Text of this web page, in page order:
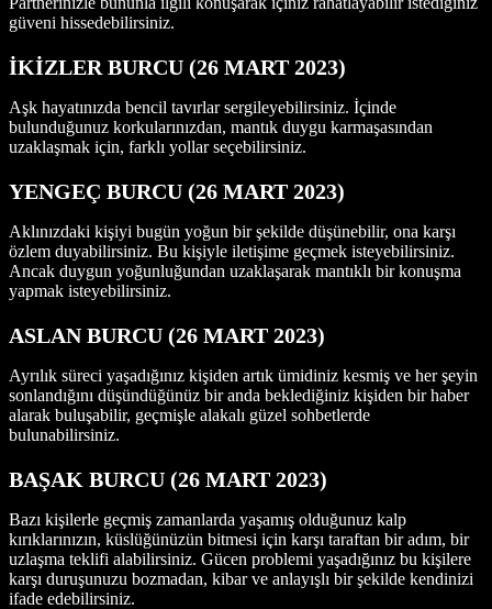
güveni hissedebilirsiniz.
İKİZLER BURCU (26 MART 2023)
Aşk hayatınızda bencil tavırlar sergileyebilirsiniz. İçinde
bulunduğunuz korkularınızdan, mantık duygu karmaşasından
uzaklaşmak için, farklı yollar seçebilirsiniz.
YENGEÇ BURCU (26 MART 2023)
Aklınızdaki kişiyi bugün yoğun bir şekilde düşünebilir, ona karşı
özlem duyabilirsiniz. Bu kişiyle iletişime geçmek isteyebilirsiniz.
Ancak duygun yoğunluğundan uzaklaşarak mantıklı bir konuşma
yapmak isteyebilirsiniz.
ASLAN BURCU (26 MART 2023)
Ayrılık süreci yaşadığınız kişiden artık ümidiniz kesmiş ve her şeyin
sonlandığını düşündüğünüz bir anda beklediğiniz kişiden bir haber
alarak buluşabilir, geçmişle alakalı güzel sohbetlerde
bulunabilirsiniz.
BAŞAK BURCU (26 MART 2023)
Bazı kişilerle geçmiş zamanlarda yaşamış olduğunuz kalp
kırıklarınızın, küslüğünüzün bitmesi için karşı taraftan bir adım, bir
uzlaşma teklifi alabilirsiniz. Gücen problemi yaşadığınız bu kişilere
karşı duruşunuzu bozmadan, kibar ve anlayışlı bir şekilde kendinizi
ifade edebilirsiniz.